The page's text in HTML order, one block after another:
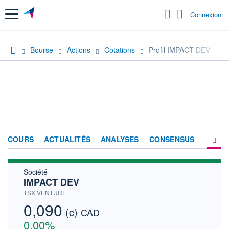
Menu Connexion
Bourse Actions Cotations Profil IMPACT DEV
COURS ACTUALITÉS ANALYSES CONSENSUS
Société
IMPACT DEV
TSX VENTURE
0,090 (c) CAD
0,00%